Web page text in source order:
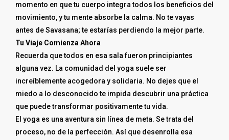
momento en que tu cuerpo integra todos los beneficios del
movimiento, y tu mente absorbe la calma. No te vayas
antes de Savasana; te estarías perdiendo la mejor parte.
Tu Viaje Comienza Ahora
Recuerda que todos en esa sala fueron principiantes
alguna vez. La comunidad del yoga suele ser
increíblemente acogedora y solidaria. No dejes que el
miedo a lo desconocido te impida descubrir una práctica
que puede transformar positivamente tu vida.
El yoga es una aventura sin línea de meta. Se trata del
proceso, no de la perfección. Así que desenrolla esa